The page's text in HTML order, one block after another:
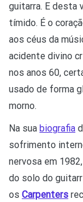
guitarra. E desta
tímido. É o
aos céus da
acidente divino
nos anos 60,
usado de forma
morno.
Na sua biografia
sofrimento
nervosa em 1982,
do solo do
os Carpenters